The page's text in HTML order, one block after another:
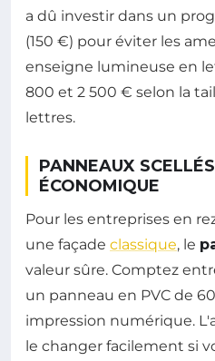
a dû investir dans un
(150 €) pour éviter les
enseigne lumineuse en
800 et 2 500 € selon la
lettres.
PANNEAUX
ÉCONOMIQUE
Pour les entreprises en
une façade classique, le
valeur sûre. Comptez
un panneau en PVC de
impression numérique.
le changer facilement si